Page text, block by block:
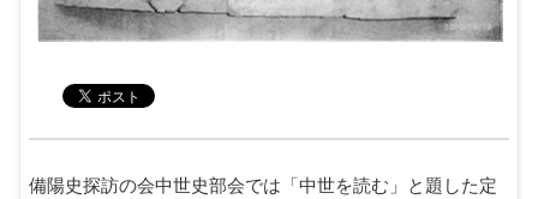
備陽史探訪の会中世史部会では「中世を読む」と題した定